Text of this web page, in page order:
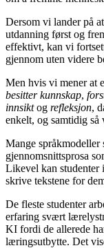
Dersom vi lander på
utdanning først og
effektivt, kan vi
gjennom uten videre
Men hvis vi mener at
besitter kunnskap,
innsiktog refleksjon,
enkelt, og samtidig så
Mange språkmodeller
gjennomsnittsprosa
Likevel kan studenter
skrive tekstene for
De fleste studenter
erfaring svært
KI fordi de allerede
læringsutbytte. Det